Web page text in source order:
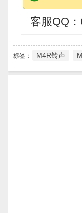
客服QQ
标签： M4R铃声